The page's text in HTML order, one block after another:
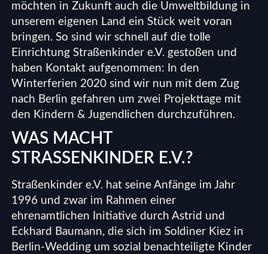
möchten in Zukunft auch die Umweltbildung in
unserem eigenen Land ein Stück weit voran
bringen. So sind wir schnell auf die tolle
Einrichtung Straßenkinder e.V. gestoßen und
haben Kontakt aufgenommen: In den
Winterferien 2020 sind wir nun mit dem Zug
nach Berlin gefahren um zwei Projekttage mit
den Kindern & Jugendlichen durchzuführen.
WAS MACHT
STRASSENKINDER E.V.?
Straßenkinder e.V. hat seine Anfänge im Jahr
1996 und zwar im Rahmen einer
ehrenamtlichen Initiative durch Astrid und
Eckhard Baumann, die sich im Soldiner Kiez in
Berlin-Wedding um sozial benachteiligte Kinder